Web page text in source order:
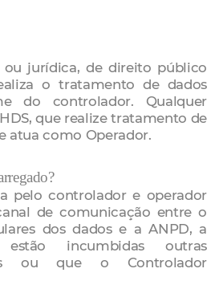
ou jurídica, de direito público
o tratamento de dados
do controlador. Qualquer
que realize tratamento de
atua como Operador.
pelo controlador e operador
de comunicação entre o
dos dados e a ANPD, a
incumbidas outras
ou que o Controlador